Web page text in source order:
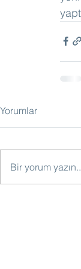
Yorumlar
Bir yorum